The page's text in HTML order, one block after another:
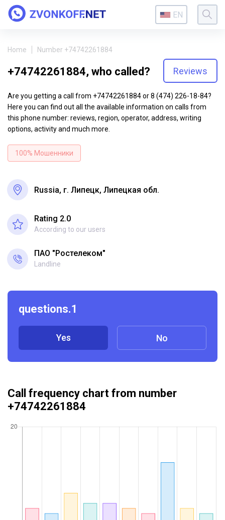
EN
Home Number +74742261884
+74742261884, who called? Reviews
Are you getting a call from +74742261884 or 8 (474) 226-18-84?
Here you can find out all the available information on calls from
this phone number: reviews, region, operator, address, writing
options, activity and much more.
100% Мошенники
Russia, г. Липецк, Липецкая обл.
Rating 2.0
According to our users
ПАО "Ростелеком"
Landline
questions.1
Yes No
Call frequency chart from number
+74742261884